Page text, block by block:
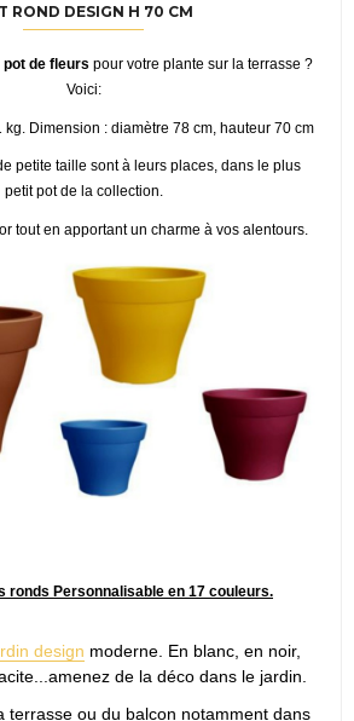
ROND DESIGN H 70 CM
de fleurs pour votre plante sur la terrasse ?
Voici:
kg. Dimension : diamètre 78 cm, hauteur 70 cm
petite taille sont à leurs places, dans le plus
petit pot de la collection.
tout en apportant un charme à vos alentours.
ronds Personnalisable en 17 couleurs.
design moderne. En blanc, en noir,
de la déco dans le jardin.
terrasse ou du balcon notamment dans